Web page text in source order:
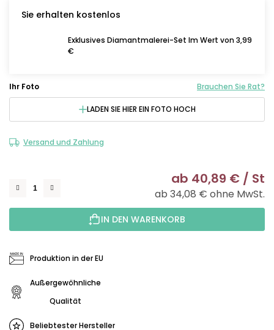
Sie erhalten kostenlos
Exklusives Diamantmalerei-Set Im Wert von 3,99
€
Ihr Foto Brauchen Sie Rat?
LADEN SIE HIER EIN FOTO HOCH
Versand und Zahlung
ab 40,89 € / St
ab 34,08 € ohne MwSt.
IN DEN WARENKORB
Produktion in der EU
Außergewöhnliche
Qualität
Beliebtester Hersteller